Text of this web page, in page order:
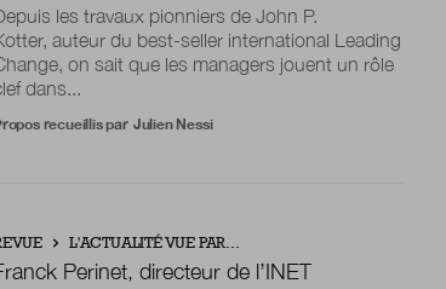
les travaux pionniers de John P.
auteur du best-seller international Leading
on sait que les managers jouent un rôle
dans...
recueillis par Julien Nessi
L'ACTUALITÉ VUE PAR...
Perinet, directeur de l’INET